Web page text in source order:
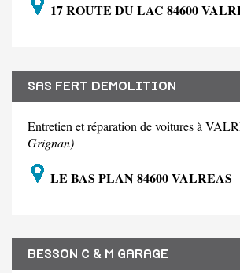
17 ROUTE DU LAC 84600
SAS FERT DEMOLITION
Entretien et réparation de voitures à
Grignan)
LE BAS PLAN 84600 VALREAS
BESSON C & M GARAGE